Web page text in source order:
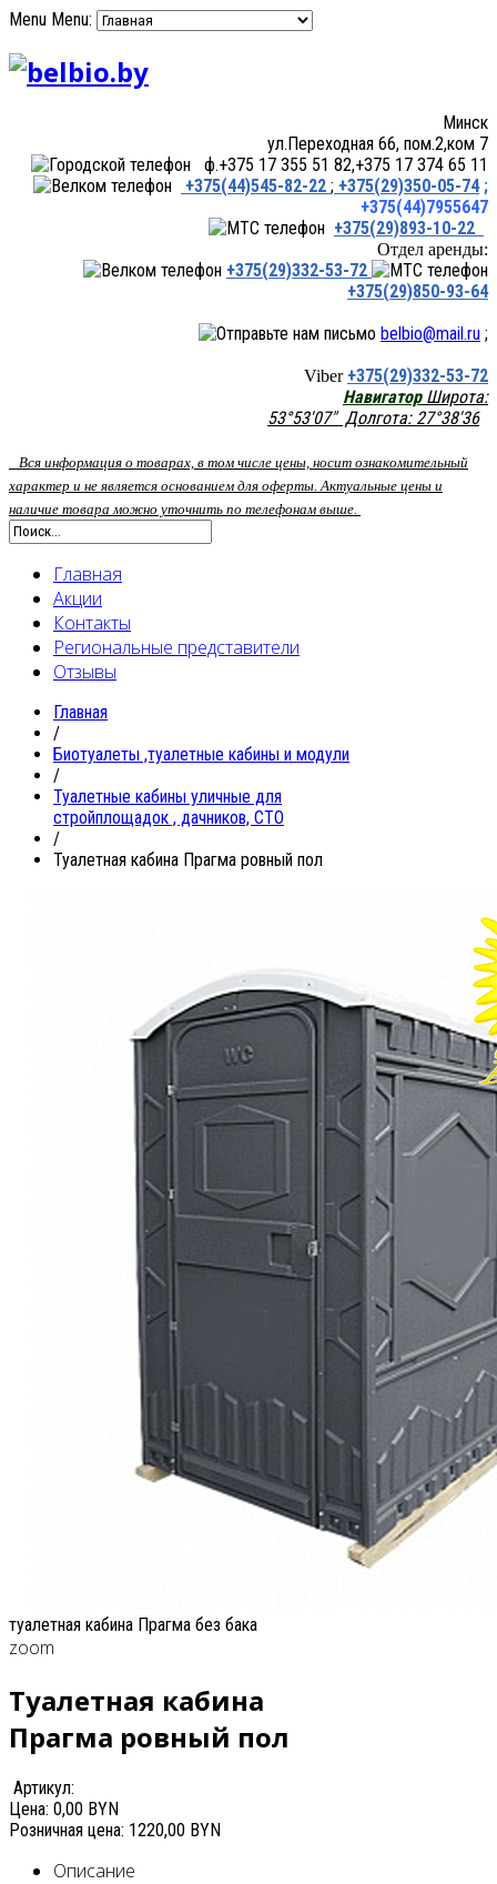
Menu Menu:
Минск
ул.Переходная 66, пом.2,ком 7
ф.+375 17 355 51 82,+375 17 374 65 11
+375(44)545-82-22 ; +375(29)350-05-74 ;
+375(44)7955647
+375(29)893-10-22
Отдел аренды:
+375(29)332-53-72
+375(29)850-93-64
belbio@mail.ru ;
Viber +375(29)332-53-72
НавигаторШирота:
53°53'07" Долгота: 27°38'36
Вся информация о товарах, в том числе цены, носит ознакомительный
характер и не является основанием для оферты. Актуальные цены и
наличие товара можно уточнить по телефонам выше.
Главная
Акции
Контакты
Региональные представители
Отзывы
Главная
/
Биотуалеты ,туалетные кабины и модули
/
Туалетные кабины уличные для
стройплощадок , дачников, СТО
/
Туалетная кабина Прагма ровный пол
туалетная кабина Прагма без бака
zoom
Туалетная кабина
Прагма ровный пол
Артикул:
Цена: 0,00 BYN
Розничная цена: 1220,00 BYN
Описание